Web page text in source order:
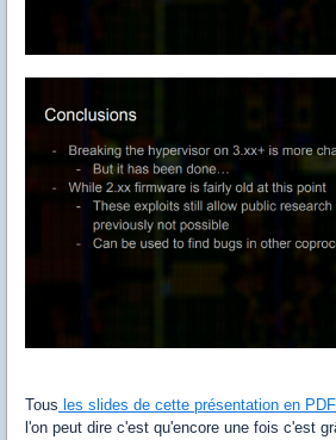
Tous les slides de cette présentation en
l'on peut dire c'est qu'encore une fois c'est